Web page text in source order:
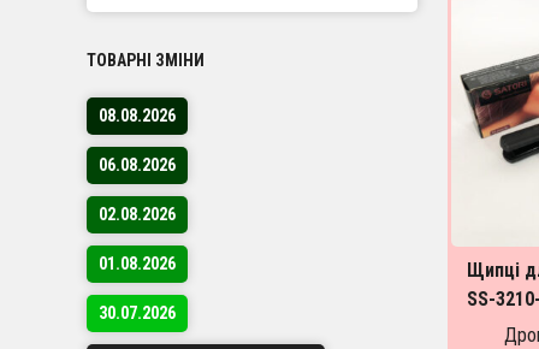
Щипці
SS-
ТОВАРНІ ЗМІНИ
08.08.2026
06.08.2026
02.08.2026
01.08.2026
30.07.2026